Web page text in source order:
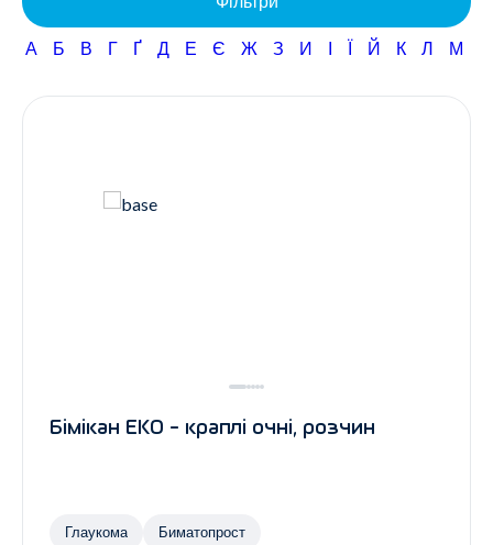
Гінекологія
Кар'єра
А Б В Г Ґ Д Е Є Ж З И І Ї Й К Л М
Бімікан ЕКО - краплі очні, розчин
Глаукома Биматопрост